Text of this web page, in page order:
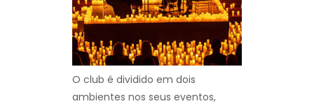
O club é dividido em dois
ambientes nos seus eventos,